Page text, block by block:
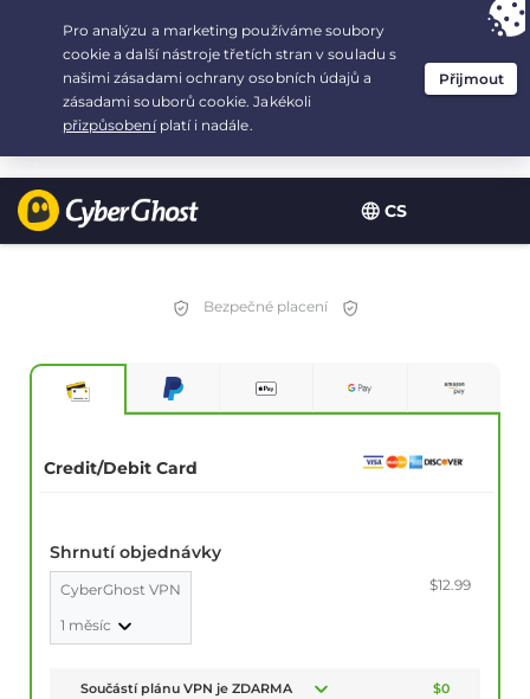
CS
Your choice:The Best Dealfor 2.1666666666667-years at $
/month
Bezpečné placení
Credit/Debit Card
Shrnutí objednávky
CyberGhost VPN
1 měsíc
$12.99
Součástí plánu VPN je ZDARMA $0